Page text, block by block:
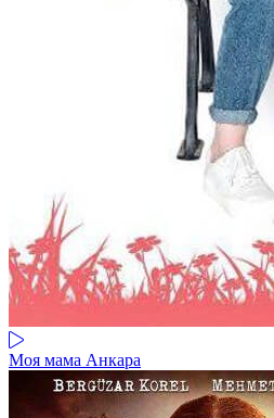
Моя мама Анкара